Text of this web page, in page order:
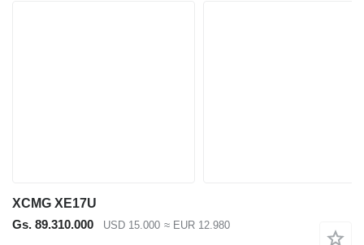
XCMG XE17U
Gs. 89.310.000
USD 15.000 ≈ EUR 12.980